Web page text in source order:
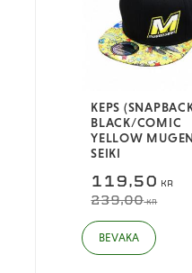
KEPS
BLACK/COMIC
YELLOW MUGEN
SEIKI
119,50 KR
239,00KR